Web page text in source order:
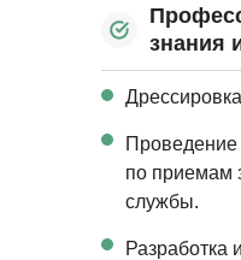
знания
Проведение
по приемам
службы.
Разработка